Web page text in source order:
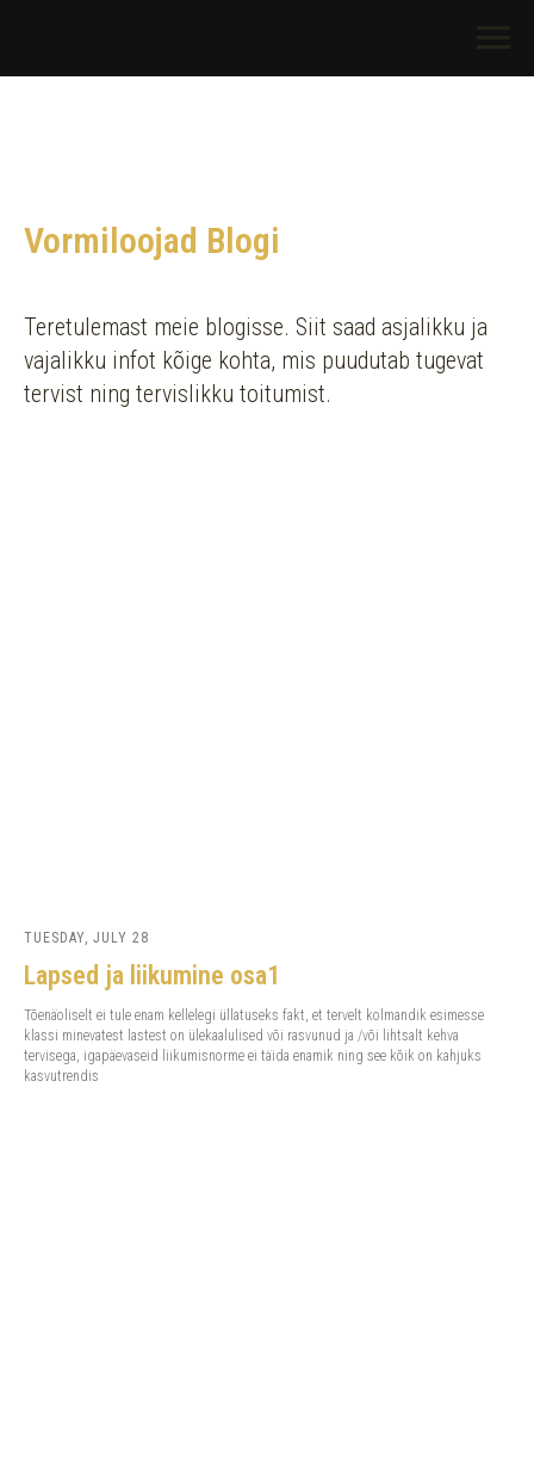
Vormiloojad Blogi
Teretulemast meie blogisse. Siit saad asjalikku ja
vajalikku infot kõige kohta, mis puudutab tugevat
tervist ning tervislikku toitumist.
TUESDAY, JULY 28
Lapsed ja liikumine osa1
Tõenäoliselt ei tule enam kellelegi üllatuseks fakt, et tervelt kolmandik esimesse
klassi minevatest lastest on ülekaalulised või rasvunud ja /või lihtsalt kehva
tervisega, igapäevaseid liikumisnorme ei täida enamik ning see kõik on kahjuks
kasvutrendis